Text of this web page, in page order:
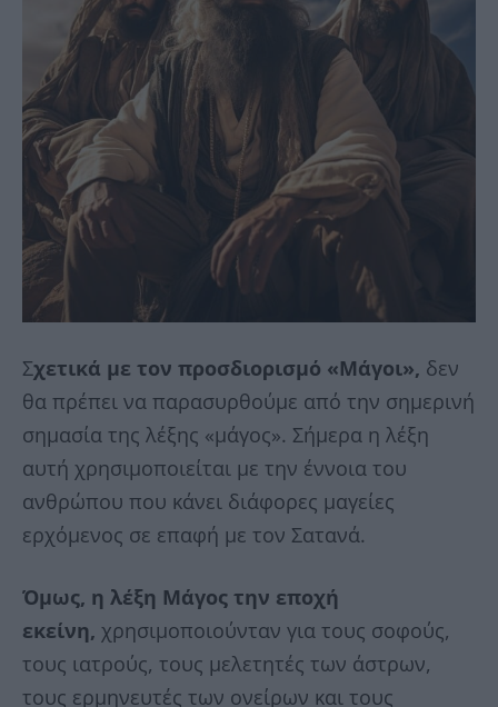
Σχετικά με τον προσδιορισμό «Μάγοι», δεν
θα πρέπει να παρασυρθούμε από την σημερινή
σημασία της λέξης «μάγος». Σήμερα η λέξη
αυτή χρησιμοποιείται με την έννοια του
ανθρώπου που κάνει διάφορες μαγείες
ερχόμενος σε επαφή με τον Σατανά.
Όμως, η λέξη Μάγος την εποχή
εκείνη, χρησιμοποιούνταν για τους σοφούς,
τους ιατρούς, τους μελετητές των άστρων,
τους ερμηνευτές των ονείρων και τους